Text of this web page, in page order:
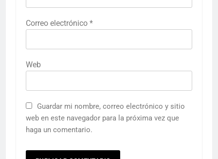
Correo electrónico *
Web
Guardar mi nombre, correo electrónico y sitio
web en este navegador para la próxima vez que
haga un comentario.